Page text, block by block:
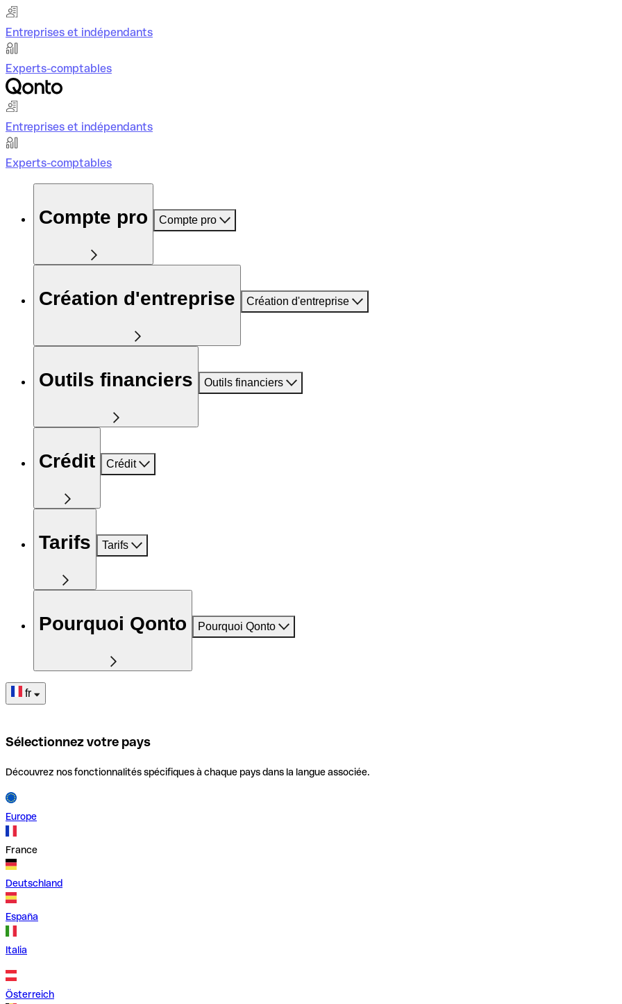
Entreprises et indépendants
Experts-comptables
Entreprises et indépendants
Experts-comptables
Compte pro Compte pro
Création d'entreprise Création d'entreprise
Outils financiers Outils financiers
Crédit Crédit
Tarifs Tarifs
Pourquoi Qonto Pourquoi Qonto
fr
Sélectionnez votre pays
Découvrez nos fonctionnalités spécifiques à chaque pays dans la langue associée.
Europe
France
Deutschland
España
Italia
Österreich